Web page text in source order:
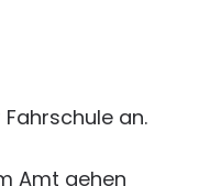
an.
Amt gehen